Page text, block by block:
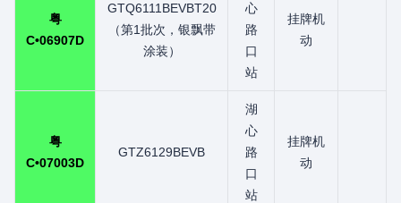
粤
C•06907D
GTQ6111BEVBT20
（第1批次，银飘带
涂装）
心
路
口
站
挂牌机
动
粤
C•07003D
GTZ6129BEVB
湖
心
路
口
站
挂牌机
动